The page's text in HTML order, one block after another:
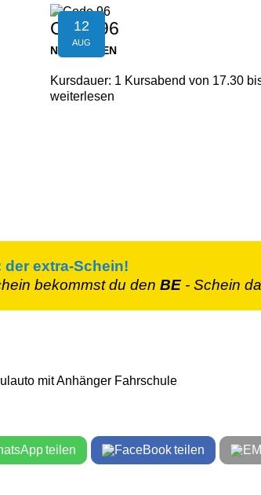
12
AUG
Code 96
NEUFELDEN
Kursdauer: 1 Kursabend von 17.30
weiterlesen
der extra-Schein!
bekommst du denBE - Schein
teilen teilen